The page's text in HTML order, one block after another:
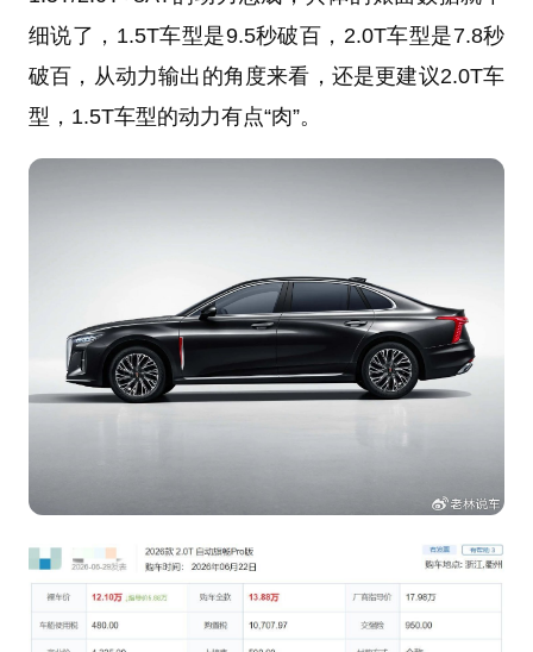
细说了，1.5T车型是9.5秒破百，2.0T车型是7.8秒
破百，从动力输出的角度来看，还是更建议2.0T车
型，1.5T车型的动力有点“肉”。